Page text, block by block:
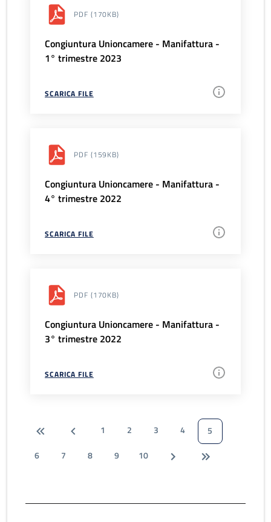
PDF (170KB)
Congiuntura Unioncamere - Manifattura -
1° trimestre 2023
SCARICA FILE
PDF (159KB)
Congiuntura Unioncamere - Manifattura -
4° trimestre 2022
SCARICA FILE
PDF (170KB)
Congiuntura Unioncamere - Manifattura -
3° trimestre 2022
SCARICA FILE
1 2 3 4
5
6
7 8 9 10